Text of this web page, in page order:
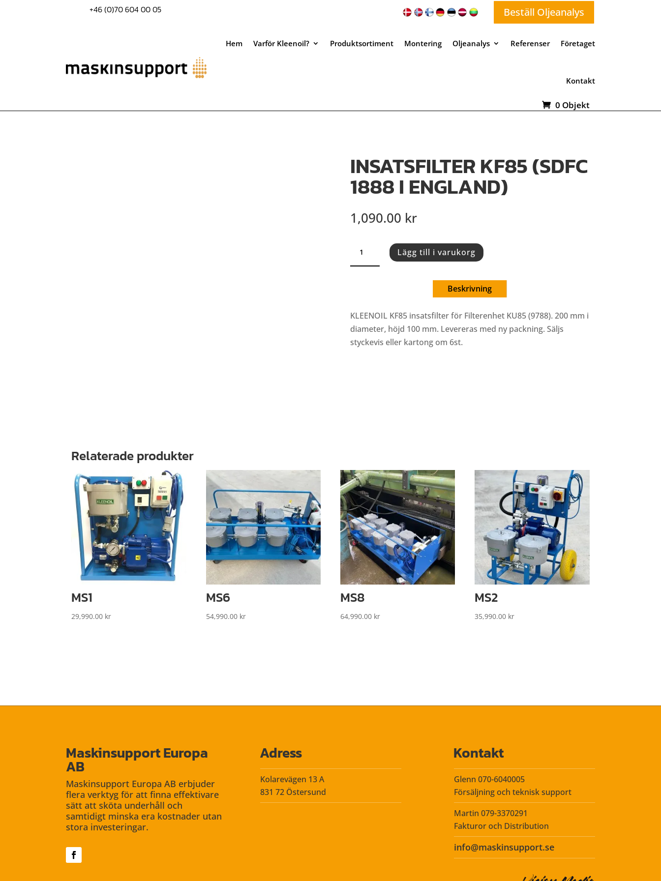
+46 (0)70 604 00 05 Beställ Oljeanalys
Hem Varför Kleenoil? Produktsortiment Montering Oljeanalys Referenser Företaget
Kontakt
0 Objekt
INSATSFILTER KF85 (SDFC
1888 I ENGLAND)
1,090.00 kr
INSATSFILTER
KF85
ENGLAND)
mängd
Lägg till i varukorg
Beskrivning
KLEENOIL KF85 insatsfilter för Filterenhet KU85 (9788). 200 mm i
diameter, höjd 100 mm. Levereras med ny packning. Säljs
styckevis eller kartong om 6st.
Relaterade produkter
MS1
29,990.00 kr
MS6
54,990.00 kr
MS8
64,990.00 kr
MS2
35,990.00 kr
Maskinsupport Europa
AB
Maskinsupport Europa AB erbjuder
flera verktyg för att finna ef­fektivare
sätt att sköta underhåll och
samtidigt minska era kost­nader utan
stora investeringar.
Adress
Kolarevägen 13 A
831 72 Östersund
Kontakt
Glenn 070-6040005
Försäljning och teknisk support
Martin 079-3370291
Fakturor och Distribution
info@maskinsupport.se